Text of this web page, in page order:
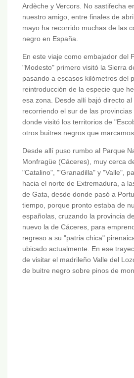
Ardèche y Vercors. No sastifecha
nuestro amigo, entre finales de
mayo ha recorrido muchas de las
negro en España.
En este viaje como embajador del
"Modesto" primero visitó la Sierra
pasando a escasos kilómetros del
reintroducción de la especie que
esa zona. Desde allí bajó directo al
recorriendo el sur de las provincias
donde visitó los territorios de
otros buitres negros que
Desde allí puso rumbo al Parque
Monfragüe (Cáceres), muy cerca
"Catalino", "'Granadilla" y "Valle",
hacia el norte de Extremadura, a
de Gata, desde donde pasó a
tiempo, porque pronto estaba de
españolas, cruzando la provincia
nuevo la de Cáceres, para
regreso a su "patria chica"
ubicado actualmente. En ese
de visitar el madrileño Valle del
de buitre negro sobre pinos de